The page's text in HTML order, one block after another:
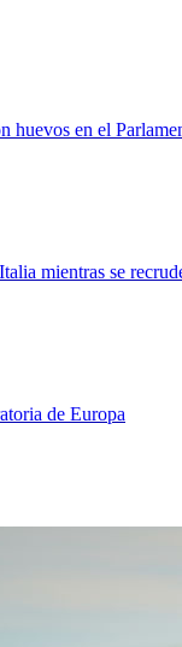
en el
mientras se
de Europa